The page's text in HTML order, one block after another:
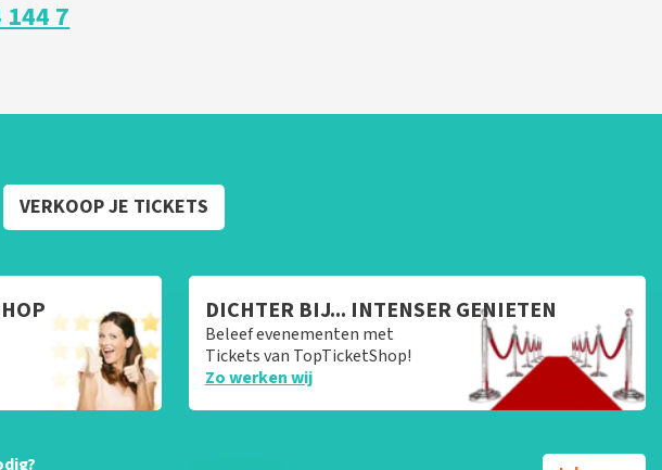
7
VERKOOP JE TICKETS
DICHTER BIJ... INTENSER GENIETEN
Beleef evenementen met
Tickets van TopTicketShop!
Zo werken wij